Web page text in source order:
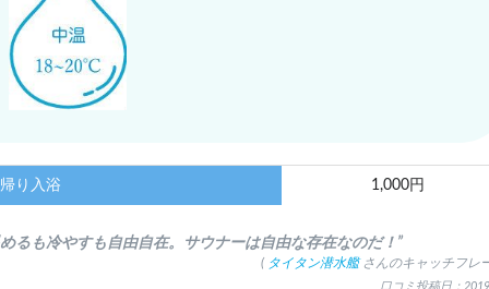
り入浴 1,000円
めるも冷やすも自由自在。サウナーは自由な存在なのだ！”
( タイタン潜水艦 さんのキャッチフレ
口コミ投稿日：